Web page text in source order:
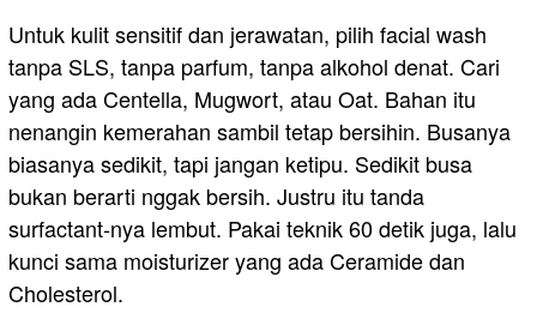
Untuk kulit sensitif dan jerawatan, pilih facial wash
tanpa SLS, tanpa parfum, tanpa alkohol denat. Cari
yang ada Centella, Mugwort, atau Oat. Bahan itu
nenangin kemerahan sambil tetap bersihin. Busanya
biasanya sedikit, tapi jangan ketipu. Sedikit busa
bukan berarti nggak bersih. Justru itu tanda
surfactant-nya lembut. Pakai teknik 60 detik juga, lalu
kunci sama moisturizer yang ada Ceramide dan
Cholesterol.